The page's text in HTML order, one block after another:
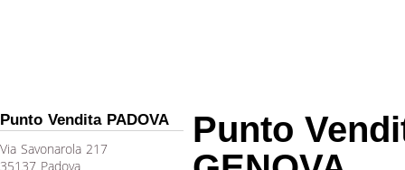
Punto Vendita PADOVA
Via Savonarola 217
35137 Padova
Punto